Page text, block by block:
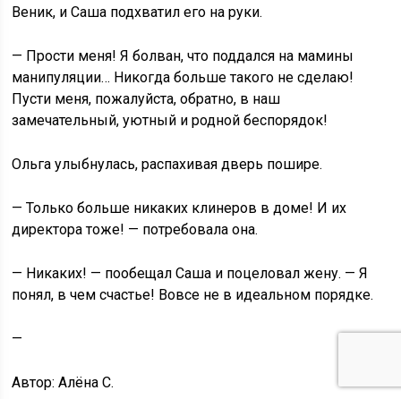
Веник, и Саша подхватил его на руки.
— Прости меня! Я болван, что поддался на мамины
манипуляции… Никогда больше такого не сделаю!
Пусти меня, пожалуйста, обратно, в наш
замечательный, уютный и родной беспорядок!
Ольга улыбнулась, распахивая дверь пошире.
— Только больше никаких клинеров в доме! И их
директора тоже! — потребовала она.
— Никаких! — пообещал Саша и поцеловал жену. — Я
понял, в чем счастье! Вовсе не в идеальном порядке.
—
Автор: Алёна С.